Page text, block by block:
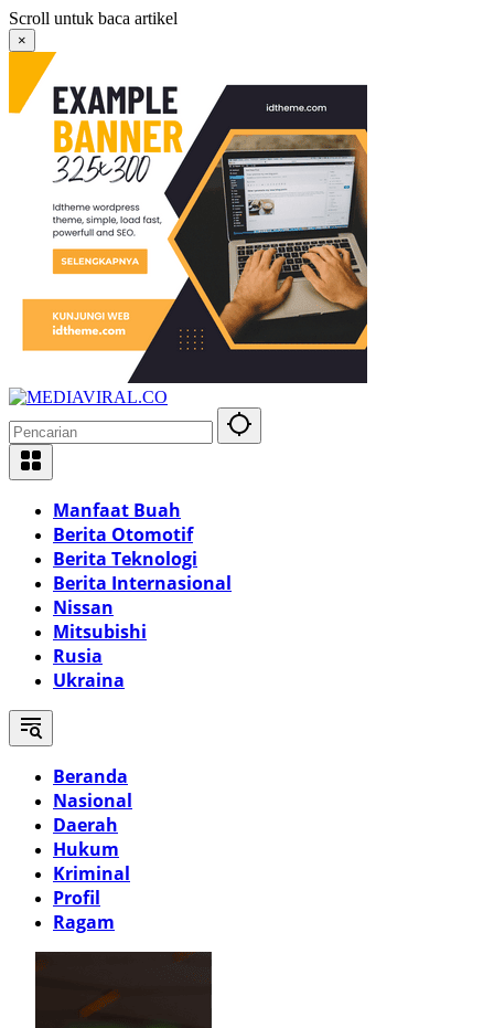
Langsung
ke
konten
Scroll untuk baca artikel
×
Manfaat Buah
Berita Otomotif
Berita Teknologi
Berita Internasional
Nissan
Mitsubishi
Rusia
Ukraina
Beranda
Nasional
Daerah
Hukum
Kriminal
Profil
Ragam